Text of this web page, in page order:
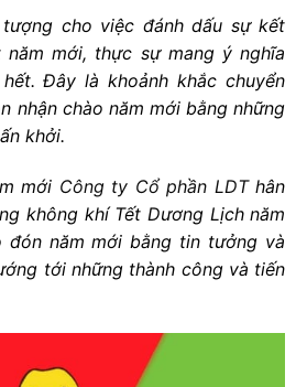
cho việc đánh dấu sự kết
mới, thực sự mang ý nghĩa
Đây là khoảnh khắc chuyển
nhận chào năm mới bằng những
khởi.
mới Công ty Cổ phần LDThân
không khí Tết Dương Lịch năm
đón năm mới bằng tin tưởng và
tới những thành công và tiến